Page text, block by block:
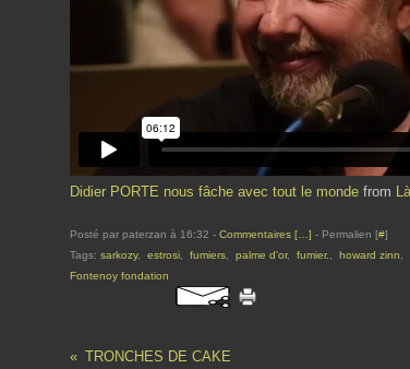
Didier PORTE nous fâche avec tout le monde from
Posté par paterzan à 16:32 - Commentaires [ ] - Permalien [#]
Tags: sarkozy, estrosi fumiers palme d'or, fumier. howard zinn
Fontenoy fondation
TRONCHES DE CAKE